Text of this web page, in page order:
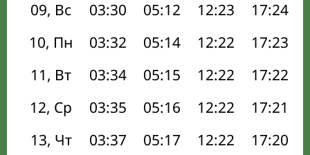
09, Вс
03:30 05:12 12:23 17:24
10, Пн
03:32 05:14 12:22 17:23
11, Вт
03:34 05:15 12:22 17:22
12, Ср
03:35 05:16 12:22 17:21
13, Чт
03:37 05:17 12:22 17:20